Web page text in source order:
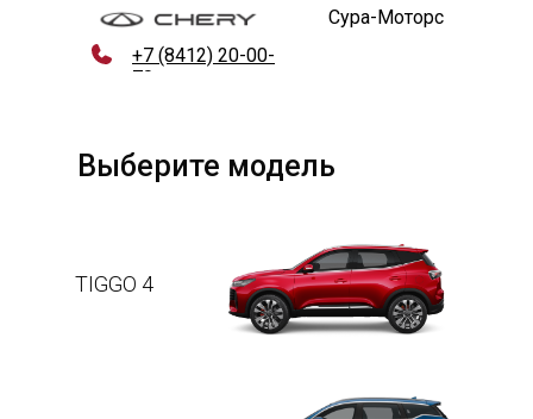
+7 (8412) 20-00-
70
Сура-Моторс
Выберите модель
TIGGO 4